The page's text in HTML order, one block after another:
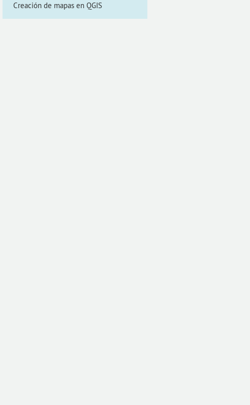
Creación de mapas en QGIS